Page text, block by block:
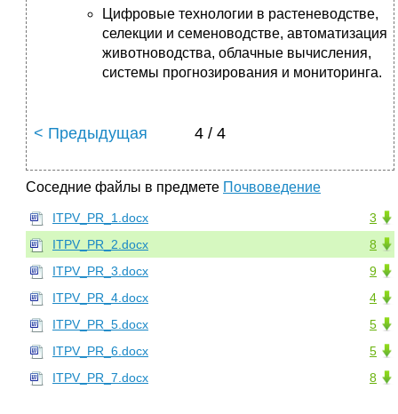
Цифровые технологии в растеневодстве,
селекции и семеноводстве, автоматизация
животноводства, облачные вычисления,
системы прогнозирования и мониторинга.
< Предыдущая 4 / 4
Соседние файлы в предмете Почвоведение
3
ITPV_PR_1.docx
8
ITPV_PR_2.docx
9
ITPV_PR_3.docx
4
ITPV_PR_4.docx
5
ITPV_PR_5.docx
5
ITPV_PR_6.docx
8
ITPV_PR_7.docx